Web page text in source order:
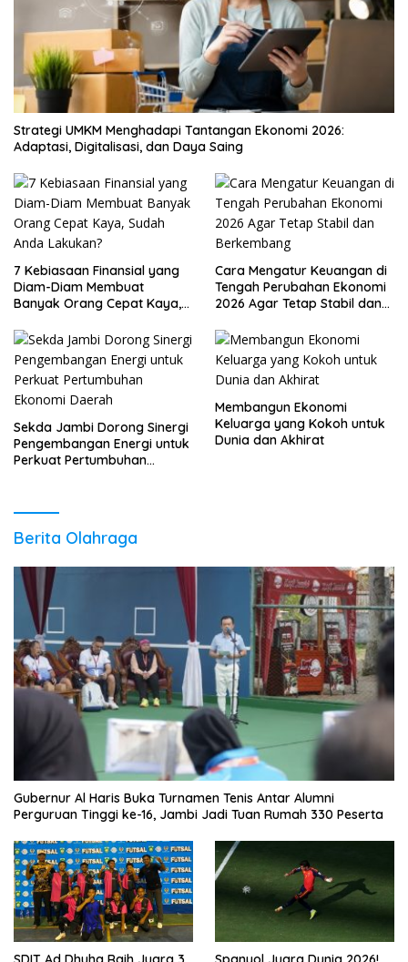
Strategi UMKM Menghadapi Tantangan Ekonomi 2026:
Adaptasi, Digitalisasi, dan Daya Saing
7 Kebiasaan Finansial yang
Diam-Diam Membuat
Banyak Orang Cepat Kaya,
Cara Mengatur Keuangan di
Tengah Perubahan Ekonomi
2026 Agar Tetap Stabil dan
Sekda Jambi Dorong Sinergi
Pengembangan Energi untuk
Perkuat Pertumbuhan
Membangun Ekonomi
Keluarga yang Kokoh untuk
Dunia dan Akhirat
Berita Olahraga
Gubernur Al Haris Buka Turnamen Tenis Antar Alumni
Perguruan Tinggi ke-16, Jambi Jadi Tuan Rumah 330 Peserta